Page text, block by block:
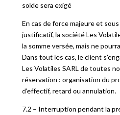
solde sera exigé
En cas de force majeure et
justificatif, la société Les
la somme versée, mais ne
Dans tout les cas, le client
Les Volatiles SARL de toutes
réservation : organisation du
d’effectif, retard ou annulation.
7.2 – Interruption pendant la